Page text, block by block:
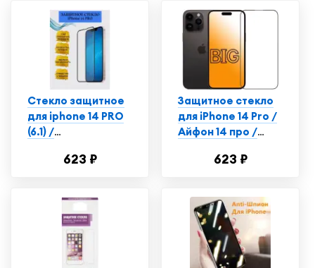
Стекло защитное
для iphone 14 PRO
(6.1) /
стекло на айфон 14
623 ₽
Защитное стекло
для iPhone 14 Pro /
Айфон 14 про /
закаленное
шт.)
623 ₽